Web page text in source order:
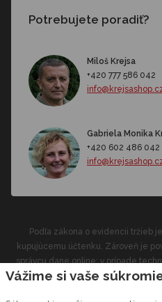
Potrebujete poradiť?
Miloš Krejsa
+420 777 586 042
Gabriela Monika
+420 602 486 042
Podľa zákona o evidencii tržieb
kupujúcemu účtenku. Zároveň je
správcu dane online; v prípade
hodín.
Vážime si vaše